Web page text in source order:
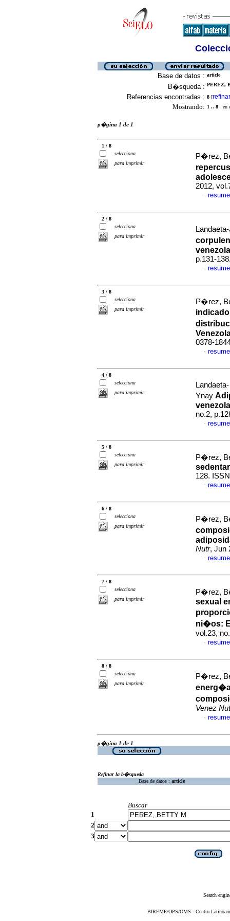
Base de datos : article
B�squeda : PEREZ,
Referencias encontradas : 8 [refinar
Mostrando: 1 .. 8 en
p�gina 1 de 1
1 / 8
selecciona
para imprimir
P�rez,
2012,
·
2 / 8
selecciona
para imprimir
p.131-
·
3 / 8
selecciona
para imprimir
P�rez,
0378-
·
4 / 8
selecciona
para imprimir
Ynay
no.2,
·
5 / 8
selecciona
para imprimir
P�rez,
128.
·
6 / 8
selecciona
para imprimir
P�rez,
Nutr, Jun
·
7 / 8
selecciona
para imprimir
P�rez,
sexual
ni�os:
vol.23,
·
8 / 8
selecciona
para imprimir
P�rez,
Venez
·
p�gina 1 de 1
Refinar la b�squeda
Base de datos : article
Buscar
1
2
3
Search
BIREME/OPS/OMS - Centro